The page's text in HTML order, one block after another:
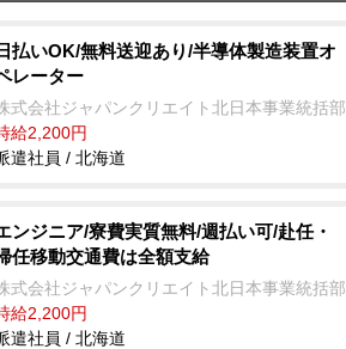
日払いOK/無料送迎あり/半導体製造装置オ
レーター
式会社ジャパンクリエイト北日本事業統括部
給2,200円
遣社員 / 北海道
ンジニア/寮費実質無料/週払い可/赴任・
任移動交通費は全額支給
式会社ジャパンクリエイト北日本事業統括部
給2,200円
遣社員 / 北海道